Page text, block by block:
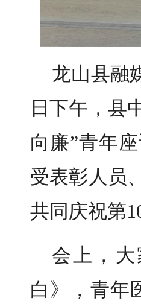
龙山县融
日下午，县
向廉”青年
受表彰人员
共同庆祝第
会上，
白》，青年